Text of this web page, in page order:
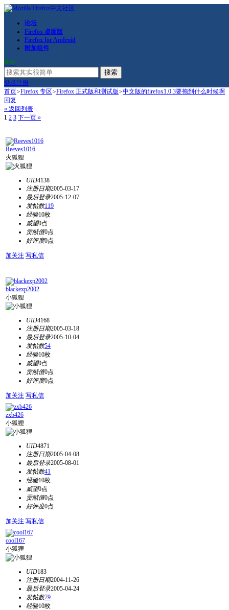
论坛
Firefox 桌面版
Firefox for Android
附加组件
RSS
搜索
登录注册
首页>Firefox 专区>Firefox 正式版和测试版>中文版的firefox1.0.3要拖到什么时候啊
回复
« 返回列表
1 2 3 下一页 »
Reeves1016
火狐狸
UID4138
注册日期2005-03-17
最后登录2005-12-07
发帖数119
经验10枚
威望0点
贡献值0点
好评度0点
加关注 写私信
blackexp2002
小狐狸
UID4168
注册日期2005-03-18
最后登录2005-10-04
发帖数54
经验10枚
威望0点
贡献值0点
好评度0点
加关注 写私信
zxb426
小狐狸
UID4871
注册日期2005-04-08
最后登录2005-08-01
发帖数41
经验10枚
威望0点
贡献值0点
好评度0点
加关注 写私信
cool167
小狐狸
UID183
注册日期2004-11-26
最后登录2005-04-24
发帖数79
经验10枚